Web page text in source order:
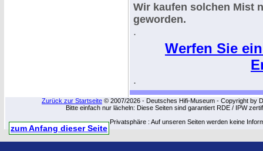
Wir kaufen solchen Mist
geworden.
.
Werfen Sie
.
Zurück zur Startseite © 2007/2026 - Deutsches Hifi-Museum - Copyright by
Bitte einfach nur lächeln: Diese Seiten sind garantiert RDE / IPW
Privatsphäre : Auf unseren Seiten werden keine
zum Anfang dieser Seite